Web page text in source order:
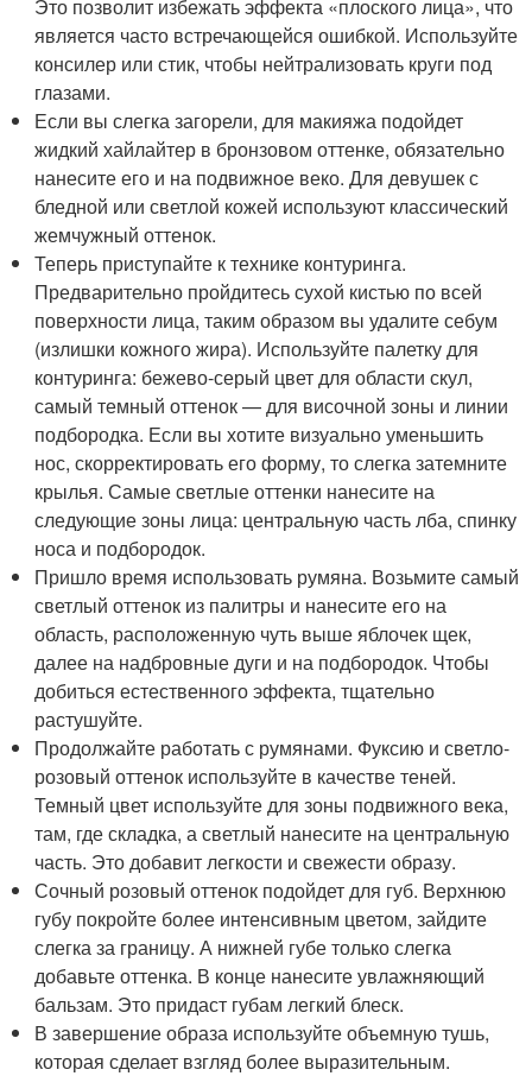
Это позволит избежать эффекта «плоского лица», что
является часто встречающейся ошибкой. Используйте
консилер или стик, чтобы нейтрализовать круги под
глазами.
Если вы слегка загорели, для макияжа подойдет
жидкий хайлайтер в бронзовом оттенке, обязательно
нанесите его и на подвижное веко. Для девушек с
бледной или светлой кожей используют классический
жемчужный оттенок.
Теперь приступайте к технике контуринга.
Предварительно пройдитесь сухой кистью по всей
поверхности лица, таким образом вы удалите себум
(излишки кожного жира). Используйте палетку для
контуринга: бежево-серый цвет для области скул,
самый темный оттенок — для височной зоны и линии
подбородка. Если вы хотите визуально уменьшить
нос, скорректировать его форму, то слегка затемните
крылья. Самые светлые оттенки нанесите на
следующие зоны лица: центральную часть лба, спинку
носа и подбородок.
Пришло время использовать румяна. Возьмите самый
светлый оттенок из палитры и нанесите его на
область, расположенную чуть выше яблочек щек,
далее на надбровные дуги и на подбородок. Чтобы
добиться естественного эффекта, тщательно
растушуйте.
Продолжайте работать с румянами. Фуксию и светло-
розовый оттенок используйте в качестве теней.
Темный цвет используйте для зоны подвижного века,
там, где складка, а светлый нанесите на центральную
часть. Это добавит легкости и свежести образу.
Сочный розовый оттенок подойдет для губ. Верхнюю
губу покройте более интенсивным цветом, зайдите
слегка за границу. А нижней губе только слегка
добавьте оттенка. В конце нанесите увлажняющий
бальзам. Это придаст губам легкий блеск.
В завершение образа используйте объемную тушь,
которая сделает взгляд более выразительным.